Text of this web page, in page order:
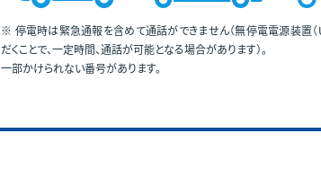
停電時は緊急通報を含めて通話ができません（無停電電源装置（
だくことで、一定時間、通話が可能となる場合があります）。
一部かけられない番号があります。